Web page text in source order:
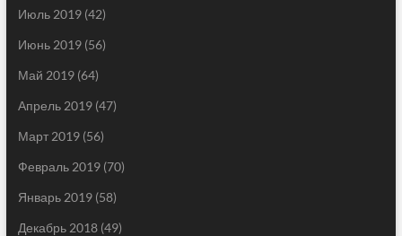
Июль 2019(42)
Июнь 2019(56)
Май 2019(64)
Апрель 2019(47)
Март 2019(56)
Февраль 2019(70)
Январь 2019(58)
Декабрь 2018(49)